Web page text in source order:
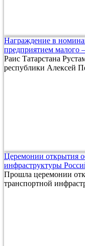
Награждение в
предприятием малого
Раис Татарстана
республики Алексей
Церемонии открытия
инфраструктуры
Прошла церемонии
транспортной